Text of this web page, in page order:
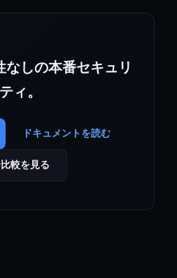
なしの本番セキュリ
ティ。
ドキュメントを読む
較を見る